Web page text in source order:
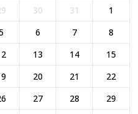
30 31
1
6 7
8
13 14
15
20 21
22
27 28
29